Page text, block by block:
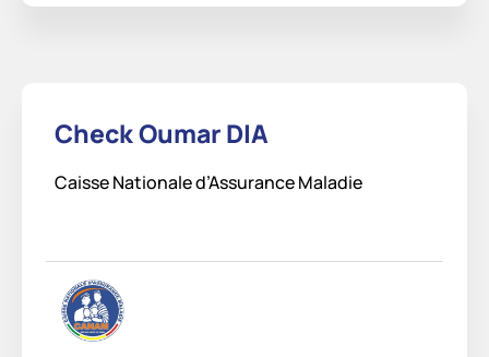
Check Oumar DIA
Caisse Nationale d’Assurance Maladie